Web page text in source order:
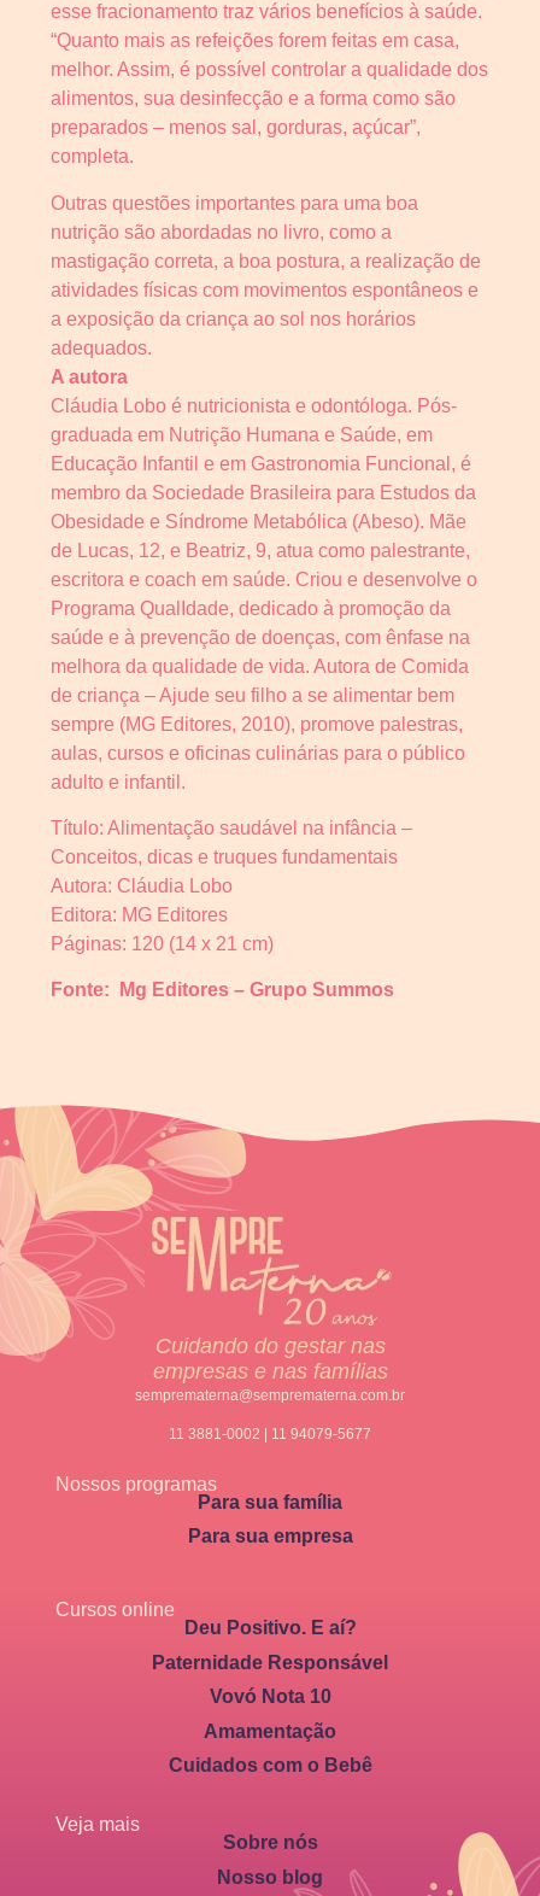
esse fracionamento traz vários benefícios à saúde.
“Quanto mais as refeições forem feitas em casa,
melhor. Assim, é possível controlar a qualidade dos
alimentos, sua desinfecção e a forma como são
preparados – menos sal, gorduras, açúcar”,
completa.
Outras questões importantes para uma boa
nutrição são abordadas no livro, como a
mastigação correta, a boa postura, a realização de
atividades físicas com movimentos espontâneos e
a exposição da criança ao sol nos horários
adequados.
A autora
Cláudia Lobo é nutricionista e odontóloga. Pós-
graduada em Nutrição Humana e Saúde, em
Educação Infantil e em Gastronomia Funcional, é
membro da Sociedade Brasileira para Estudos da
Obesidade e Síndrome Metabólica (Abeso). Mãe
de Lucas, 12, e Beatriz, 9, atua como palestrante,
escritora e coach em saúde. Criou e desenvolve o
Programa QualIdade, dedicado à promoção da
saúde e à prevenção de doenças, com ênfase na
melhora da qualidade de vida. Autora de Comida
de criança – Ajude seu filho a se alimentar bem
sempre (MG Editores, 2010), promove palestras,
aulas, cursos e oficinas culinárias para o público
adulto e infantil.
Título: Alimentação saudável na infância –
Conceitos, dicas e truques fundamentais
Autora: Cláudia Lobo
Editora: MG Editores
Páginas: 120 (14 x 21 cm)
Fonte: Mg Editores – Grupo Summos
Cuidando do gestar nas
empresas e nas famílias
semprematerna@semprematerna.com.br
11 3881-0002 | 11 94079-5677
Nossos programas
Para sua família
Para sua empresa
Cursos online
Deu Positivo. E aí?
Paternidade Responsável
Vovó Nota 10
Amamentação
Cuidados com o Bebê
Veja mais
Sobre nós
Nosso blog